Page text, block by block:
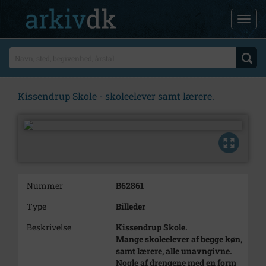
Kissendrup Skole - skoleelever samt lærere.
Nummer
B62861
Type
Billeder
Beskrivelse
Kissendrup Skole.
Mange skoleelever af begge køn,
samt lærere, alle unavngivne.
Nogle af drengene med en form